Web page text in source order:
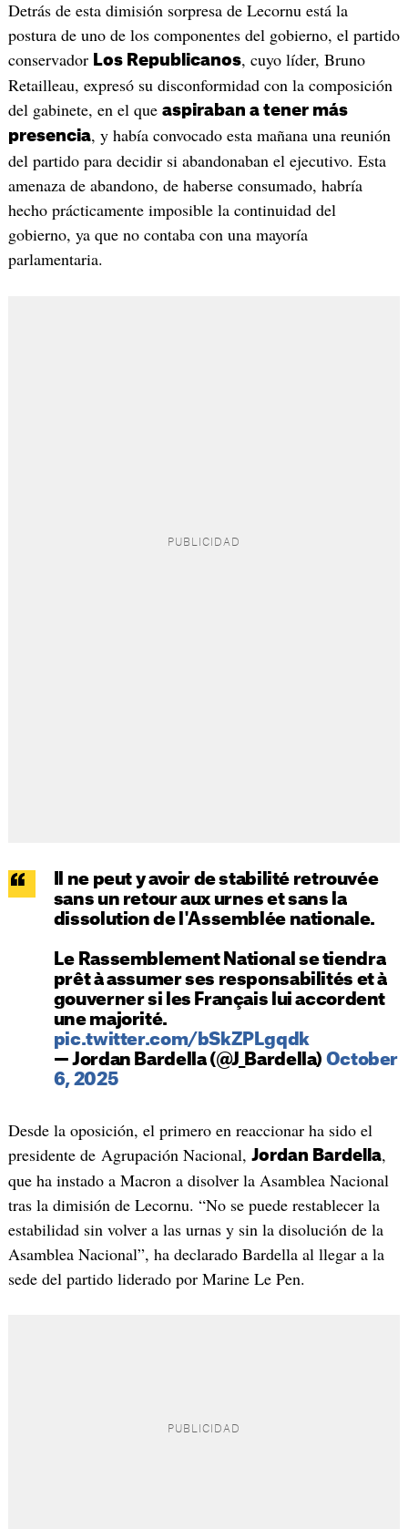
Detrás de esta dimisión sorpresa de Lecornu está la
postura de uno de los componentes del gobierno, el partido
conservador Los Republicanos, cuyo líder, Bruno
Retailleau, expresó su disconformidad con la composición
del gabinete, en el que aspiraban a tener más
presencia, y había convocado esta mañana una reunión
del partido para decidir si abandonaban el ejecutivo. Esta
amenaza de abandono, de haberse consumado, habría
hecho prácticamente imposible la continuidad del
gobierno, ya que no contaba con una mayoría
parlamentaria.
Il ne peut y avoir de stabilité retrouvée
sans un retour aux urnes et sans la
dissolution de l'Assemblée nationale.
Le Rassemblement National se tiendra
prêt à assumer ses responsabilités et à
gouverner si les Français lui accordent
une majorité.
pic.twitter.com/bSkZPLgqdk
— Jordan Bardella (@J_Bardella) October
6, 2025
Desde la oposición, el primero en reaccionar ha sido el
presidente de Agrupación Nacional, Jordan Bardella,
que ha instado a Macron a disolver la Asamblea Nacional
tras la dimisión de Lecornu. “No se puede restablecer la
estabilidad sin volver a las urnas y sin la disolución de la
Asamblea Nacional”, ha declarado Bardella al llegar a la
sede del partido liderado por Marine Le Pen.